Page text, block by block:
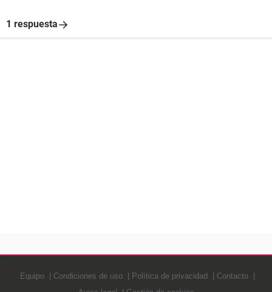
1 respuesta
Equipo Condiciones de uso Política de privacidad
Contacto